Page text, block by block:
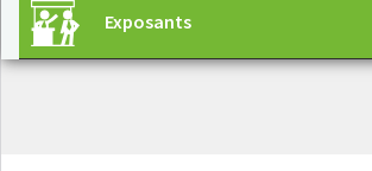
Exposants